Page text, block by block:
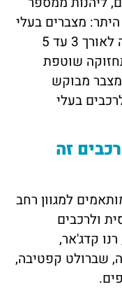
מצברים בעלי
יכולת הנעה מרבית, עמידות גבוהה לאורך 3 עד 5
שוטפת
מבוקש
בעלי
רכבים זה
של 70 אמפר, מותאמים למגוון רחב
ולרכבים
קדג'אר,
שברולט קפטיבה,